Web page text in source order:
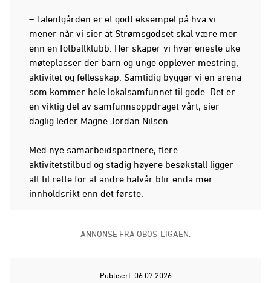
– Talentgården er et godt eksempel på hva vi
mener når vi sier at Strømsgodset skal være mer
enn en fotballklubb. Her skaper vi hver eneste uke
møteplasser der barn og unge opplever mestring,
aktivitet og fellesskap. Samtidig bygger vi en arena
som kommer hele lokalsamfunnet til gode. Det er
en viktig del av samfunnsoppdraget vårt, sier
daglig leder Magne Jordan Nilsen.
Med nye samarbeidspartnere, flere
aktivitetstilbud og stadig høyere besøkstall ligger
alt til rette for at andre halvår blir enda mer
innholdsrikt enn det første.
ANNONSE FRA OBOS-LIGAEN:
Publisert: 06.07.2026